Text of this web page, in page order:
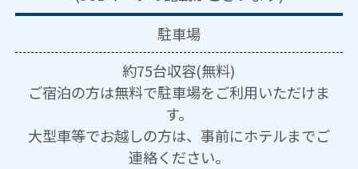
駐車場
約75台収容(無料)
ご宿泊の方は無料で駐車場をご利用いただけま
す。
大型車等でお越しの方は、事前にホテルまでご
連絡ください。